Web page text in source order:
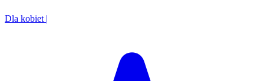
Dla kobiet |